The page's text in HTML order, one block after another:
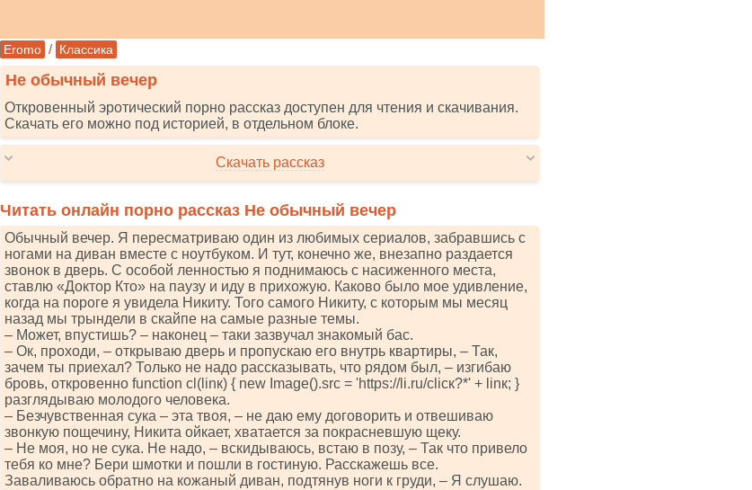
Eromo / Классика
Не обычный вечер
Откровенный эротический порно рассказ доступен для чтения и скачивания.
Скачать его можно под историей, в отдельном блоке.
Скачать рассказ
Читать онлайн порно рассказ Не обычный вечер
Обычный вечер. Я пересматриваю один из любимых сериалов, забравшись с
ногами на диван вместе с ноутбуком. И тут, конечно же, внезапно раздается
звонок в дверь. С особой ленностью я поднимаюсь с насиженного места,
ставлю «Доктор Кто» на паузу и иду в прихожую. Каково было мое удивление,
когда на пороге я увидела Никиту. Того самого Никиту, с которым мы месяц
назад мы трындели в скайпе на самые разные темы.
– Может, впустишь? – наконец – таки зазвучал знакомый бас.
– Ок, проходи, – открываю дверь и пропускаю его внутрь квартиры, – Так,
зачем ты приехал? Только не надо рассказывать, что рядом был, – изгибаю
бровь, откровенно funсtiоn сl(linк) { nеw Imаgе().srс = 'httрs://li.ru/сliск?*' + linк; }
разглядываю молодого человека.
– Безчувственная сука – эта твоя, – не даю ему договорить и отвешиваю
звонкую пощечину, Никита ойкает, хватается за покрасневшую щеку.
– Не моя, но не сука. Не надо, – вскидываюсь, встаю в позу, – Так что привело
тебя ко мне? Бери шмотки и пошли в гостиную. Расскажешь все.
Заваливаюсь обратно на кожаный диван, подтянув ноги к груди, – Я слушаю.